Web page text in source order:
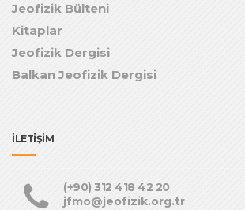
Jeofizik Bülteni
Kitaplar
Jeofizik Dergisi
Balkan Jeofizik Dergisi
İLETİŞİM
(+90) 312 418 42 20
jfmo@jeofizik.org.tr